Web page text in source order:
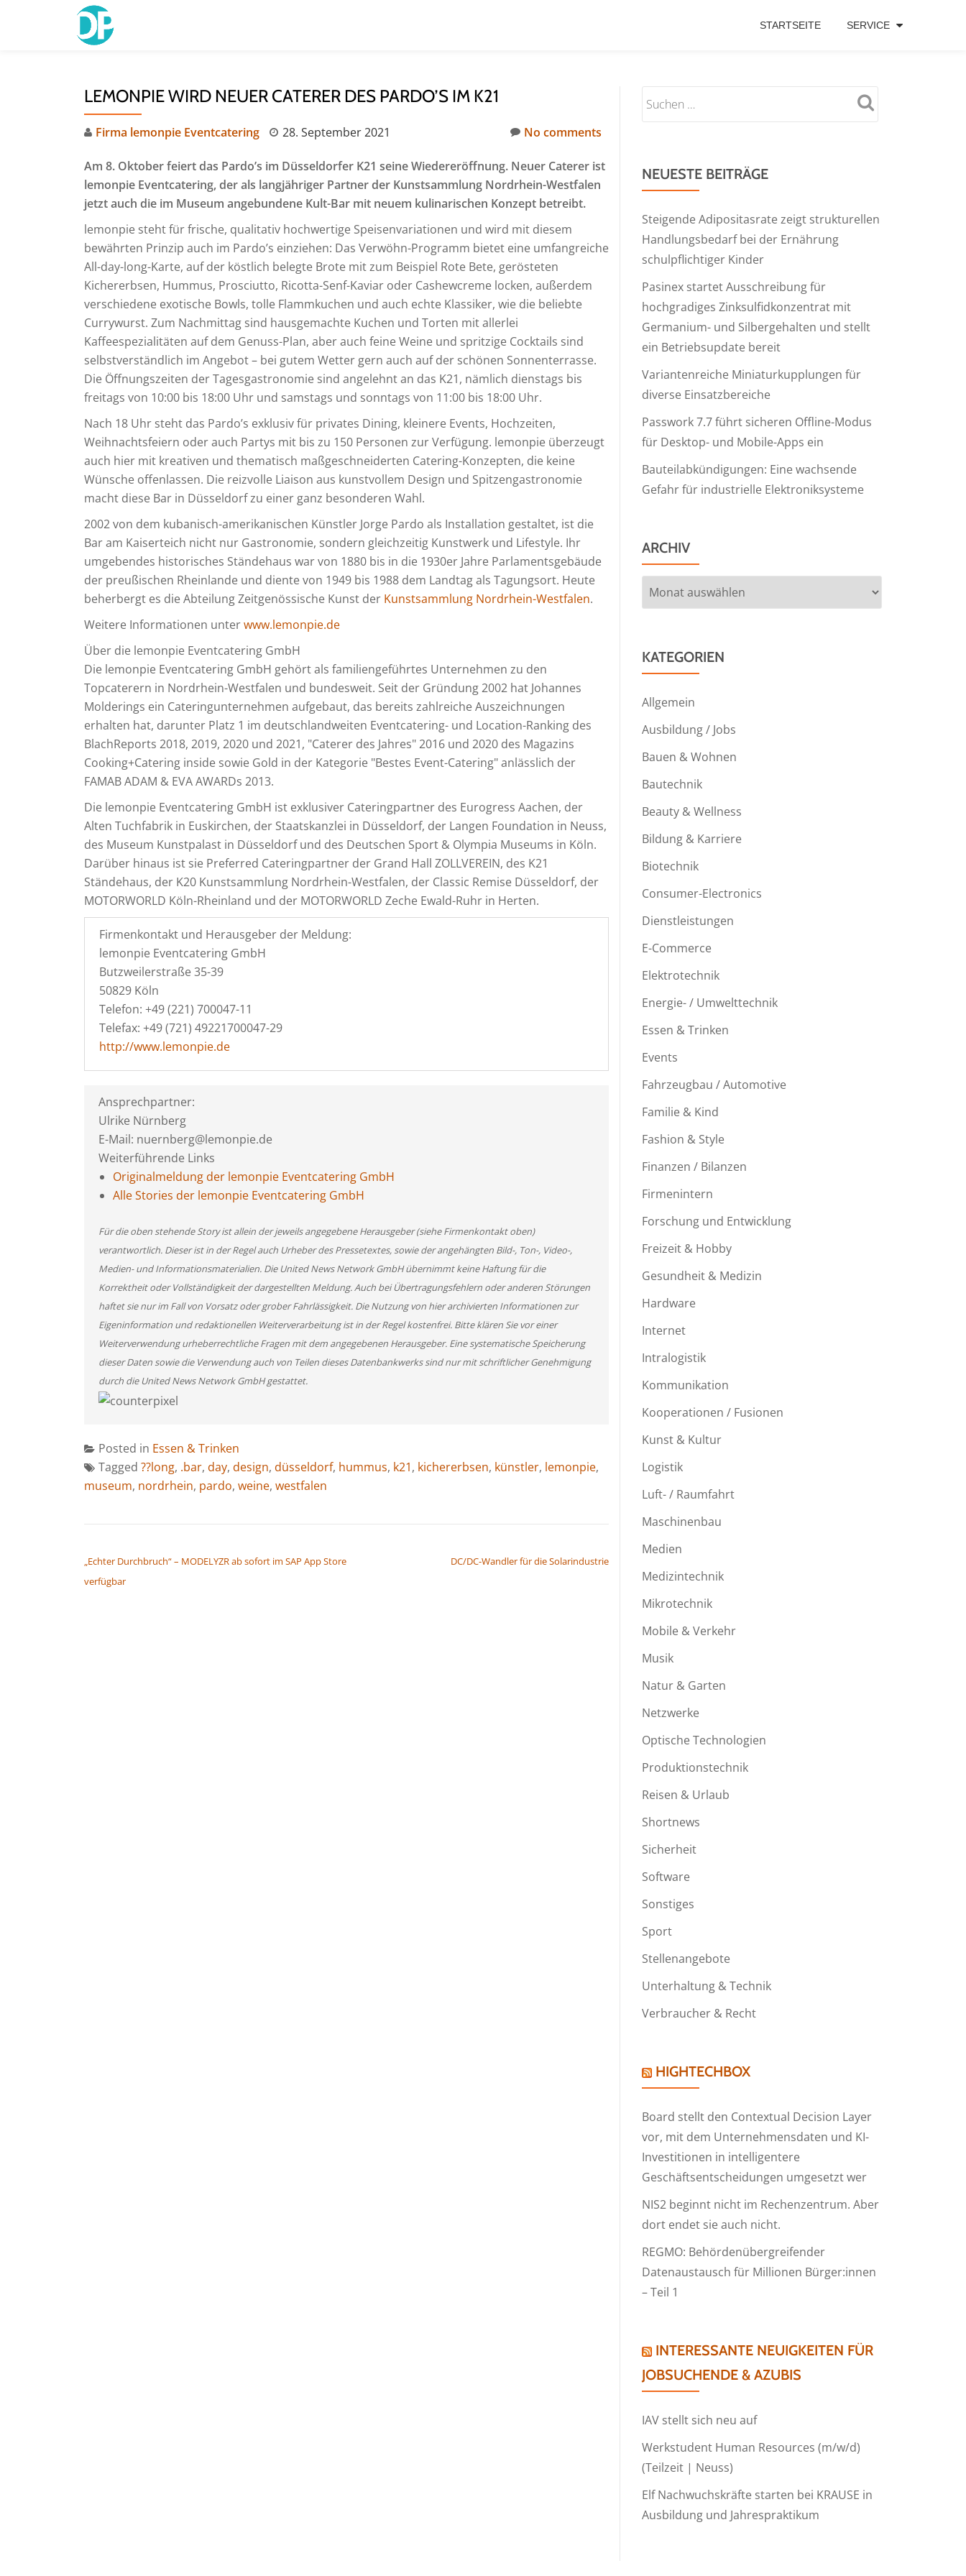
STARTSEITE SERVICE
LEMONPIE WIRD NEUER CATERER DES PARDO’S IM K21
Firma lemonpie Eventcatering 28. September 2021 No comments
Am 8. Oktober feiert das Pardo’s im Düsseldorfer K21 seine Wiedereröffnung. Neuer Caterer ist
lemonpie Eventcatering, der als langjähriger Partner der Kunstsammlung Nordrhein-Westfalen
jetzt auch die im Museum angebundene Kult-Bar mit neuem kulinarischen Konzept betreibt.
lemonpie steht für frische, qualitativ hochwertige Speisenvariationen und wird mit diesem
bewährten Prinzip auch im Pardo’s einziehen: Das Verwöhn-Programm bietet eine umfangreiche
All-day-long-Karte, auf der köstlich belegte Brote mit zum Beispiel Rote Bete, gerösteten
Kichererbsen, Hummus, Prosciutto, Ricotta-Senf-Kaviar oder Cashewcreme locken, außerdem
verschiedene exotische Bowls, tolle Flammkuchen und auch echte Klassiker, wie die beliebte
Currywurst. Zum Nachmittag sind hausgemachte Kuchen und Torten mit allerlei
Kaffeespezialitäten auf dem Genuss-Plan, aber auch feine Weine und spritzige Cocktails sind
selbstverständlich im Angebot – bei gutem Wetter gern auch auf der schönen Sonnenterrasse.
Die Öffnungszeiten der Tagesgastronomie sind angelehnt an das K21, nämlich dienstags bis
freitags von 10:00 bis 18:00 Uhr und samstags und sonntags von 11:00 bis 18:00 Uhr.
Nach 18 Uhr steht das Pardo’s exklusiv für privates Dining, kleinere Events, Hochzeiten,
Weihnachtsfeiern oder auch Partys mit bis zu 150 Personen zur Verfügung. lemonpie überzeugt
auch hier mit kreativen und thematisch maßgeschneiderten Catering-Konzepten, die keine
Wünsche offenlassen. Die reizvolle Liaison aus kunstvollem Design und Spitzengastronomie
macht diese Bar in Düsseldorf zu einer ganz besonderen Wahl.
2002 von dem kubanisch-amerikanischen Künstler Jorge Pardo als Installation gestaltet, ist die
Bar am Kaiserteich nicht nur Gastronomie, sondern gleichzeitig Kunstwerk und Lifestyle. Ihr
umgebendes historisches Ständehaus war von 1880 bis in die 1930er Jahre Parlamentsgebäude
der preußischen Rheinlande und diente von 1949 bis 1988 dem Landtag als Tagungsort. Heute
beherbergt es die Abteilung Zeitgenössische Kunst der Kunstsammlung Nordrhein-Westfalen.
Weitere Informationen unterwww.lemonpie.de
Über die lemonpie Eventcatering GmbH
Die lemonpie Eventcatering GmbH gehört als familiengeführtes Unternehmen zu den
Topcaterern in Nordrhein-Westfalen und bundesweit. Seit der Gründung 2002 hat Johannes
Molderings ein Cateringunternehmen aufgebaut, das bereits zahlreiche Auszeichnungen
erhalten hat, darunter Platz 1 im deutschlandweiten Eventcatering- und Location-Ranking des
BlachReports 2018, 2019, 2020 und 2021, "Caterer des Jahres" 2016 und 2020 des Magazins
Cooking+Catering inside sowie Gold in der Kategorie "Bestes Event-Catering" anlässlich der
FAMAB ADAM & EVA AWARDs 2013.
Die lemonpie Eventcatering GmbH ist exklusiver Cateringpartner des Eurogress Aachen, der
Alten Tuchfabrik in Euskirchen, der Staatskanzlei in Düsseldorf, der Langen Foundation in Neuss,
des Museum Kunstpalast in Düsseldorf und des Deutschen Sport & Olympia Museums in Köln.
Darüber hinaus ist sie Preferred Cateringpartner der Grand Hall ZOLLVEREIN, des K21
Ständehaus, der K20 Kunstsammlung Nordrhein-Westfalen, der Classic Remise Düsseldorf, der
MOTORWORLD Köln-Rheinland und der MOTORWORLD Zeche Ewald-Ruhr in Herten.
Firmenkontakt und Herausgeber der Meldung:
lemonpie Eventcatering GmbH
Butzweilerstraße 35-39
50829 Köln
Telefon: +49 (221) 700047-11
Telefax: +49 (721) 49221700047-29
http://www.lemonpie.de
Ansprechpartner:
Ulrike Nürnberg
E-Mail: nuernberg@lemonpie.de
Weiterführende Links
Originalmeldung der lemonpie Eventcatering GmbH
Alle Stories der lemonpie Eventcatering GmbH
Für die oben stehende Story ist allein der jeweils angegebene Herausgeber (siehe Firmenkontakt oben)
verantwortlich. Dieser ist in der Regel auch Urheber des Pressetextes, sowie der angehängten Bild-, Ton-, Video-,
Medien- und Informationsmaterialien. Die United News Network GmbH übernimmt keine Haftung für die
Korrektheit oder Vollständigkeit der dargestellten Meldung. Auch bei Übertragungsfehlern oder anderen Störungen
haftet sie nur im Fall von Vorsatz oder grober Fahrlässigkeit. Die Nutzung von hier archivierten Informationen zur
Eigeninformation und redaktionellen Weiterverarbeitung ist in der Regel kostenfrei. Bitte klären Sie vor einer
Weiterverwendung urheberrechtliche Fragen mit dem angegebenen Herausgeber. Eine systematische Speicherung
dieser Daten sowie die Verwendung auch von Teilen dieses Datenbankwerks sind nur mit schriftlicher Genehmigung
durch die United News Network GmbH gestattet.
Posted in Essen & Trinken
Tagged ??long, .bar, day, design, düsseldorf, hummus, k21, kichererbsen, künstler, lemonpie,
museum, nordrhein, pardo, weine, westfalen
„Echter Durchbruch“ – MODELYZR ab sofort im SAP App Store
verfügbar
DC/DC-Wandler für die Solarindustrie
NEUESTE BEITRÄGE
Steigende Adipositasrate zeigt strukturellen
Handlungsbedarf bei der Ernährung
schulpflichtiger Kinder
Pasinex startet Ausschreibung für
hochgradiges Zinksulfidkonzentrat mit
Germanium- und Silbergehalten und stellt
ein Betriebsupdate bereit
Variantenreiche Miniaturkupplungen für
diverse Einsatzbereiche
Passwork 7.7 führt sicheren Offline-Modus
für Desktop- und Mobile-Apps ein
Bauteilabkündigungen: Eine wachsende
Gefahr für industrielle Elektroniksysteme
ARCHIV
Archiv
KATEGORIEN
Allgemein
Ausbildung / Jobs
Bauen & Wohnen
Bautechnik
Beauty & Wellness
Bildung & Karriere
Biotechnik
Consumer-Electronics
Dienstleistungen
E-Commerce
Elektrotechnik
Energie- / Umwelttechnik
Essen & Trinken
Events
Fahrzeugbau / Automotive
Familie & Kind
Fashion & Style
Finanzen / Bilanzen
Firmenintern
Forschung und Entwicklung
Freizeit & Hobby
Gesundheit & Medizin
Hardware
Internet
Intralogistik
Kommunikation
Kooperationen / Fusionen
Kunst & Kultur
Logistik
Luft- / Raumfahrt
Maschinenbau
Medien
Medizintechnik
Mikrotechnik
Mobile & Verkehr
Musik
Natur & Garten
Netzwerke
Optische Technologien
Produktionstechnik
Reisen & Urlaub
Shortnews
Sicherheit
Software
Sonstiges
Sport
Stellenangebote
Unterhaltung & Technik
Verbraucher & Recht
HIGHTECHBOX
Board stellt den Contextual Decision Layer
vor, mit dem Unternehmensdaten und KI-
Investitionen in intelligentere
Geschäftsentscheidungen umgesetzt wer
NIS2 beginnt nicht im Rechenzentrum. Aber
dort endet sie auch nicht.
REGMO: Behördenübergreifender
Datenaustausch für Millionen Bürger:innen
– Teil 1
INTERESSANTE NEUIGKEITEN FÜR
JOBSUCHENDE & AZUBIS
IAV stellt sich neu auf
Werkstudent Human Resources (m/w/d)
(Teilzeit | Neuss)
Elf Nachwuchskräfte starten bei KRAUSE in
Ausbildung und Jahrespraktikum